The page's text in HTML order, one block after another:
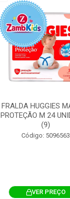
FRALDA HUGGIES
PROTEÇÃO M 24
(9)
Código: 5096563
VER PREÇO